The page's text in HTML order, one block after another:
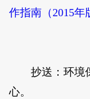
作指南（2015年
抄送：环境保
心。